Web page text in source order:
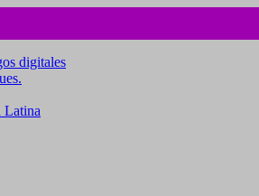
digitales
Latina